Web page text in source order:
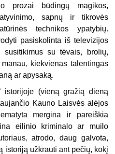
prozai būdingų magikos,
sapnų ir tikrovės
technikos ypatybių.
pasiskolinta iš televizijos
su tėvais, brolių,
kiekvienas talentingas
ar apysaką.
istorijoje (vieną gražią dieną
Kauno Laisvės alėjos
mergina ir pareiškia
eilinio kriminalo ar muilo
atrodo, daug galvota,
istoriją užkrauti ant pečių, kokį